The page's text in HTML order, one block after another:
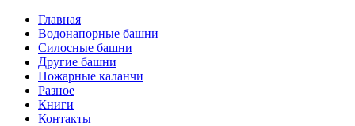
Главная
Водонапорные башни
Силосные башни
Другие башни
Пожарные каланчи
Разное
Книги
Контакты